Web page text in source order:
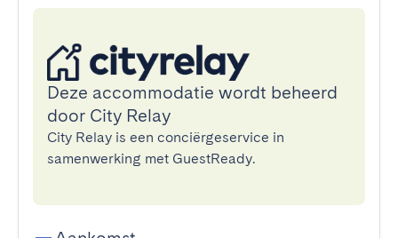
Deze accommodatie wordt beheerd
door City Relay
City Relay is een conciërgeservice in
samenwerking met GuestReady.